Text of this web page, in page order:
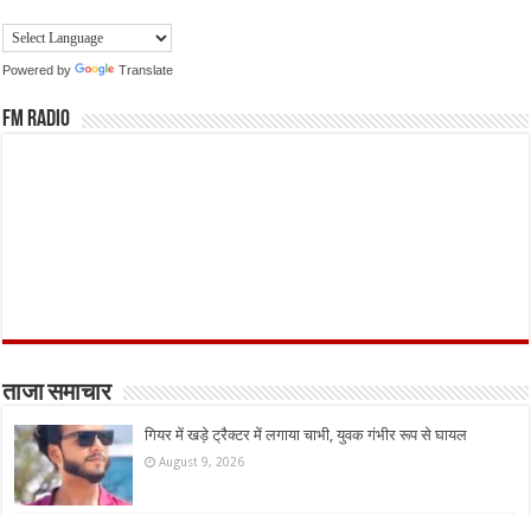
Powered by Translate
FM Radio
ताजा समाचार
गियर में खड़े ट्रैक्टर में लगाया चाभी, युवक गंभीर रूप से घायल
August 9, 2026